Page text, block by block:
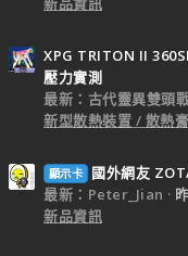
XPG TRITON II
壓力實測
最新：古代靈異雙頭
新型散熱裝置 / 散熱膏
顯示卡
國外網友
最新：Peter_Jian
新品資訊